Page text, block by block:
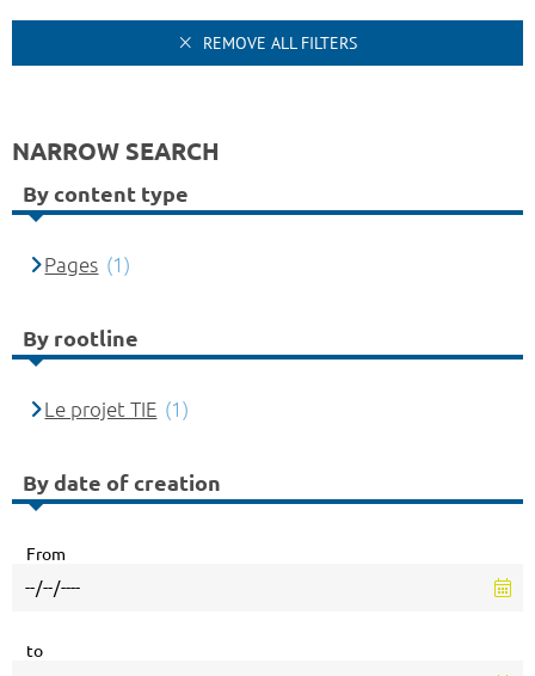
REMOVE ALL FILTERS
NARROW SEARCH
By content type
Pages (1)
By rootline
Le projet TIE (1)
By date of creation
From
to